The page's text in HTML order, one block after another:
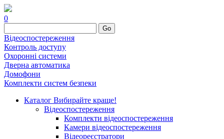
0
Go
Відеоспостереження
Контроль доступу
Охоронні системи
Дверна автоматика
Домофони
Комплекти систем безпеки
Каталог Вибирайте краще!
Відеоспостереження
Комплекти відеоспостереження
Камери відеоспостереження
Відеореєстратори